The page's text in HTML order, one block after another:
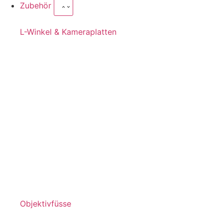
Zubehör
L-Winkel & Kameraplatten
Objektivfüsse